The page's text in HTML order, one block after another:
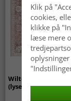
Wilton-tæppe -
(lyserød)
Klik på
cookies,
klikke på
læse mere